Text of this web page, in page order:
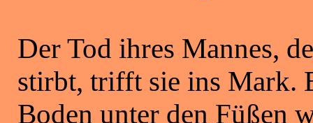
Der Tod ihres Mannes,
stirbt, trifft sie ins Mark.
Boden unter den Füßen